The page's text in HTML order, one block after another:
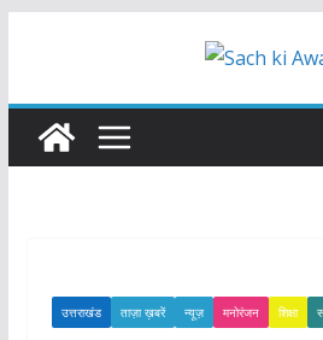
उत्तराखंड ताज़ा ख़बरें न्यूज़ मनोरंजन शिक्षा